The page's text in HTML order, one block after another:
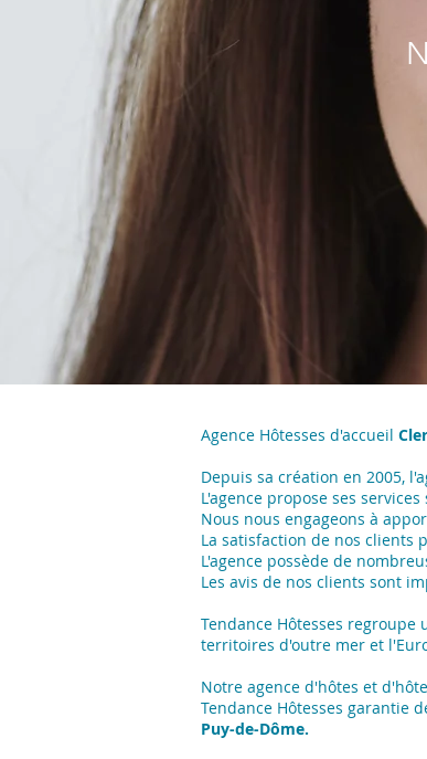
Agence Hôtesses d'accueil
Depuis sa création en 2005,
L'agence propose ses services
Nous nous engageons à
La satisfaction de nos clients
L'agence possède de
Les avis de nos clients sont
Tendance Hôtesses regroupe
territoires d'outre mer et
Notre agence d'hôtes et
Tendance Hôtesses garantie
Puy-de-Dôme.